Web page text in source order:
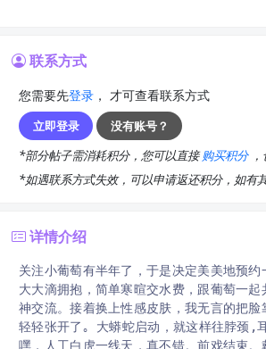
联系方式
您需要先登录 ， 才可查看联系方式
立即登录
没有账号？
*部分帖子需消耗积分，您可以直接购买积分
*如遇联系方式失效，可以申请返还积分，如有
详情介绍
关注小葡萄有半年了，于是决定美美地预
大大滴拥抱，简单寒暄交水费，跟葡萄一
神交流。接着换上性感皮肤，我无言的把
轻轻张开了｡ 大蟒蛇启动，就这样往脖颈,
嘿，人工白虎一线天，真不错。前戏结束